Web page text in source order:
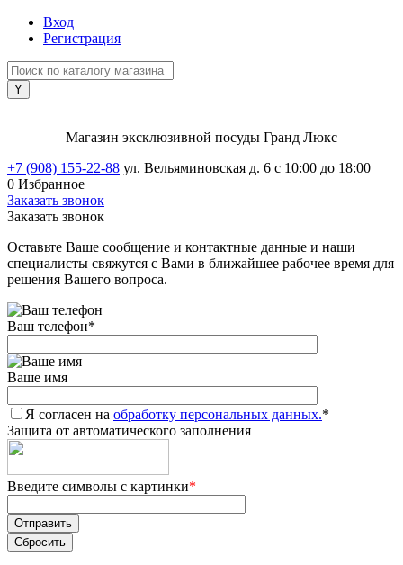
Вход
Регистрация
Магазин эксклюзивной посуды Гранд Люкс
+7 (908) 155-22-88 ул. Вельяминовская д. 6 с 10:00 до 18:00
0 Избранное
Заказать звонок
Заказать звонок
Оставьте Ваше сообщение и контактные данные и наши
специалисты свяжутся с Вами в ближайшее рабочее время для
решения Вашего вопроса.
Ваш телефон*
Ваше имя
Я согласен на обработку персональных данных.*
Защита от автоматического заполнения
Введите символы с картинки*